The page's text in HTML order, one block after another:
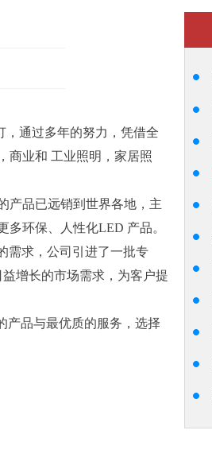
通过多年的努力，凭借全
商业和 工业照明，家居照
品已远销到世界各地，主
环保、人性化LED 产品。
需求，公司引进了一批专
增长的市场需求，为客户提
品与最优质的服务，选择